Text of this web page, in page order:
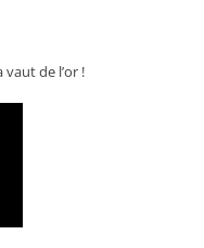
de l’or !